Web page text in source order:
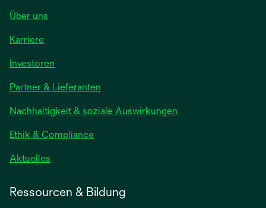
Über uns
Karriere
Investoren
einer
neuen
Registerkarte
geöffnet
Partner & Lieferanten
Nachhaltigkeit & soziale Auswirkungen
Ethik & Compliance
Aktuelles
Ressourcen & Bildung